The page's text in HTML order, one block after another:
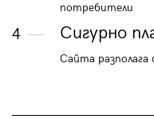
потребители
4 Сигурно
Сайта разполага